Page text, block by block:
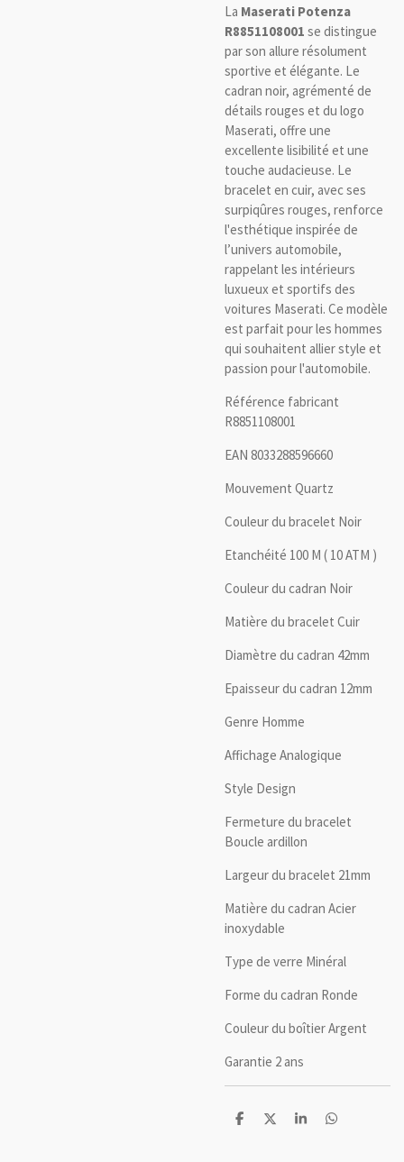
La Maserati Potenza
R8851108001 se distingue
par son allure résolument
sportive et élégante. Le
cadran noir, agrémenté de
détails rouges et du logo
Maserati, offre une
excellente lisibilité et une
touche audacieuse. Le
bracelet en cuir, avec ses
surpiqûres rouges, renforce
l'esthétique inspirée de
l’univers automobile,
rappelant les intérieurs
luxueux et sportifs des
voitures Maserati. Ce modèle
est parfait pour les hommes
qui souhaitent allier style et
passion pour l'automobile.
Référence fabricant
R8851108001
EAN 8033288596660
Mouvement Quartz
Couleur du bracelet Noir
Etanchéité 100 M ( 10 ATM )
Couleur du cadran Noir
Matière du bracelet Cuir
Diamètre du cadran 42mm
Epaisseur du cadran 12mm
Genre Homme
Affichage Analogique
Style Design
Fermeture du bracelet
Boucle ardillon
Largeur du bracelet 21mm
Matière du cadran Acier
inoxydable
Type de verre Minéral
Forme du cadran Ronde
Couleur du boîtier Argent
Garantie 2 ans
P
P
P
P